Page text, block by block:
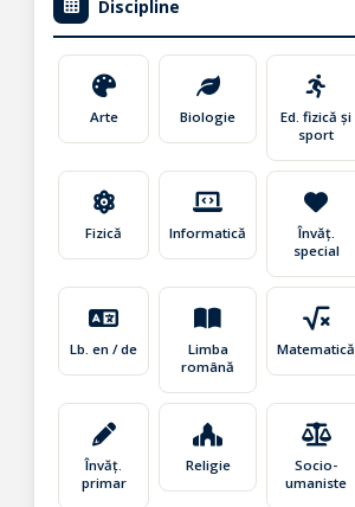
Discipline
Arte Biologie
Ed. fizică și
sport
Fizică Informatică
Învăț.
special
Lb. en / de
Limba
română
Matematică
Învăț.
primar
Religie
Socio-
umaniste